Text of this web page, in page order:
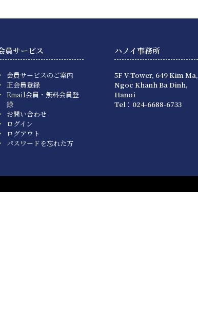
員サービス
会員サービスのご案内
正会員登録
Email会員・無料会員登
録
お問い合わせ
ログイン
ログアウト
パスワードを忘れた方
ハノイ事務所
5F V-Tower, 649 Kim Ma,
Ngoc Khanh Ba Dinh,
Hanoi
Tel：024-6688-6733